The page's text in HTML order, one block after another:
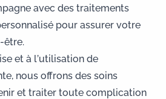
avec des traitements
pour assurer votre
être.
et à l’utilisation de
nous offrons des soins
et traiter toute complication